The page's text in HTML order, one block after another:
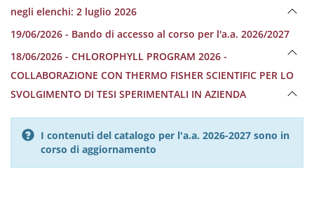
negli elenchi: 2 luglio 2026
19/06/2026 - Bando di accesso al corso per l'a.a. 2026/2027
18/06/2026 - CHLOROPHYLL PROGRAM 2026 -
COLLABORAZIONE CON THERMO FISHER SCIENTIFIC PER LO
SVOLGIMENTO DI TESI SPERIMENTALI IN AZIENDA
I contenuti del catalogo per l'a.a. 2026-2027 sono in
corso di aggiornamento